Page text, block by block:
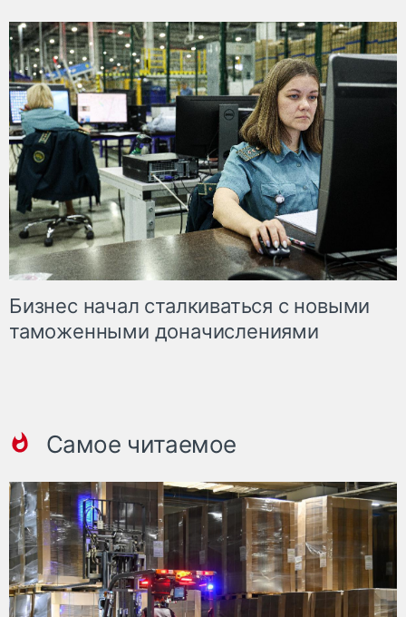
Бизнес начал сталкиваться с новыми
таможенными доначислениями
Самое читаемое